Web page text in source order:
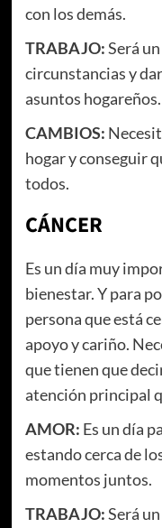
con los demás.
TRABAJO:Será
circunstancias y
asuntos hogareños.
CAMBIOS:
hogar y conseguir
todos.
CÁNCER
Es un día muy
bienestar. Y para
persona que está
apoyo y cariño.
que tienen que
atención principal
AMOR: Es un día
estando cerca de
momentos juntos.
TRABAJO:Será